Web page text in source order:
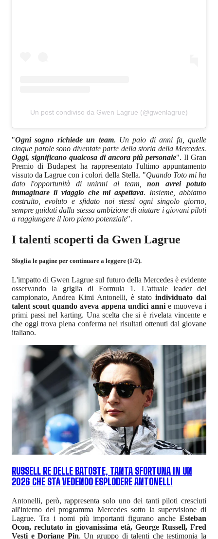
Un post condiviso da Gwen Lagrue (@gwenlagrue)
"Ogni sogno richiede un team. Un paio di anni fa, quelle
cinque parole sono diventate parte della storia della Mercedes.
Oggi, significano qualcosa di ancora più personale". Il Gran
Premio di Budapest ha rappresentato l'ultimo appuntamento
vissuto da Lagrue con i colori della Stella. "Quando Toto mi ha
dato l'opportunità di unirmi al team,non avrei potuto
immaginare il viaggio che mi aspettava. Insieme, abbiamo
costruito, evoluto e sfidato noi stessi ogni singolo giorno,
sempre guidati dalla stessa ambizione di aiutare i giovani piloti
a raggiungere il loro pieno potenziale".
I talenti scoperti da Gwen Lagrue
Sfoglia le pagine per continuare a leggere (1/2).
L'impatto di Gwen Lagrue sul futuro della Mercedes è evidente
osservando la griglia di Formula 1. L'attuale leader del
campionato, Andrea Kimi Antonelli, è stato individuato dal
talent scout quando aveva appena undici anni e muoveva i
primi passi nel karting. Una scelta che si è rivelata vincente e
che oggi trova piena conferma nei risultati ottenuti dal giovane
italiano.
RUSSELL RE DELLE BATOSTE, TANTA SFORTUNA IN UN
2026 CHE STA VEDENDO ESPLODERE ANTONELLI
Antonelli, però, rappresenta solo uno dei tanti piloti cresciuti
all'interno del programma Mercedes sotto la supervisione di
Lagrue. Tra i nomi più importanti figurano anche Esteban
Ocon, reclutato in giovanissima età, George Russell, Fred
Vesti e Doriane Pin. Un gruppo di talenti che testimonia la